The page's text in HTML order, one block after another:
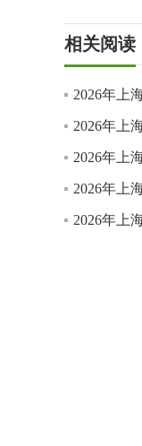
相关阅读
2026年上
2026年上
2026年上
2026年上
2026年上